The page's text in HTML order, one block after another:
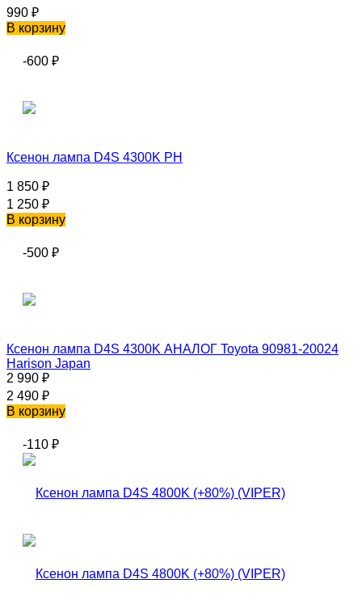
990 ₽
В корзину
-600 ₽
Ксенон лампа D4S 4300K PH
1 850 ₽
1 250 ₽
В корзину
-500 ₽
Ксенон лампа D4S 4300K АНАЛОГ Toyota 90981-20024
Harison Japan
2 990 ₽
2 490 ₽
В корзину
-110 ₽